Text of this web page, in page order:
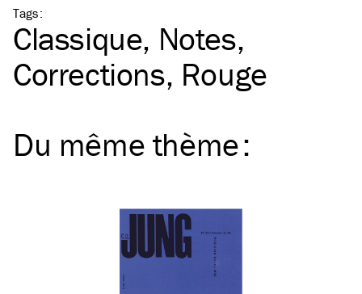
Tags:
Classique Notes
Corrections Rouge
Du même thème: